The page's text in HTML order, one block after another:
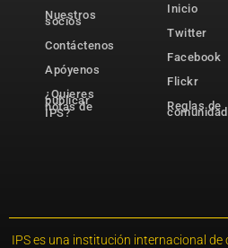
Nuestros
socios
Contáctenos
Apóyenos
¿Quieres
publicar
notas de
IPS?
Inicio
Twitter
Facebook
Flickr
Reglas de
comunidad
IPS es una institución internacional de